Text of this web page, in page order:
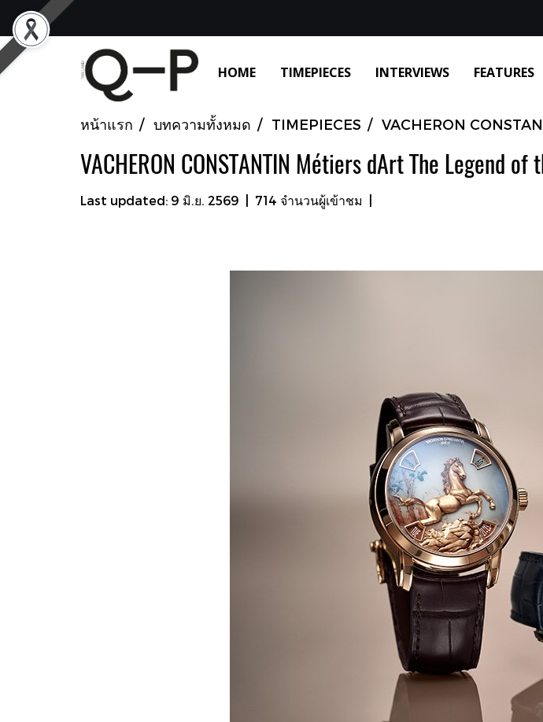
HOME TIMEPIECES INTERVIEWS FEATURES
หน้าแรก บทความทั้งหมด TIMEPIECES VACHERON
VACHERON CONSTANTIN Métiers dArt The Legend of
Last updated: 9 มิ.ย. 2569 714 จำนวนผู้เข้าชม